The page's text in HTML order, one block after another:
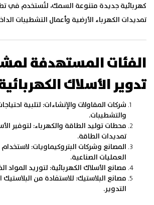
كهربائية جديدة متنوعة السمك، لتُستخدم في
تمديدات الكهرباء الأرضية وأعمال التشطيبات
الفئات المستهدفة
تدوير الأسلاك
شركات المقاولات والإنشاءات: لتلبية
والتشطيبات.
محطات توليد الطاقة والكهرباء: لتوفير
تمديدات الطاقة.
المصانع وشركات البتروكيماويات:
العمليات الصناعية.
مصانع الأسلاك الكهربائية: لتوريد المواد
مصانع البلاستيك: للاستفادة من البلاستيك
التدوير.